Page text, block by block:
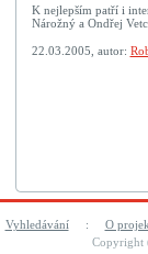
K nejlepším patří i
Nárožný a Ondřej
22.03.2005, autor:
Vyhledávání: O
Copyright